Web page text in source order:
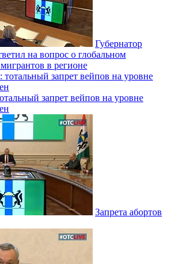
Губернатор
на вопрос о глобальном
в регионе
запрет вейпов на уровне
Запрета абортов